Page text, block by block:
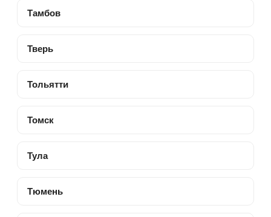
Тамбов
Тверь
Тольятти
Томск
Тула
Тюмень